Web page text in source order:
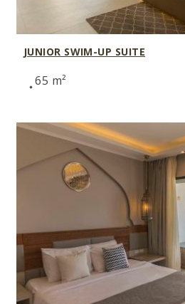
JUNIOR SWIM-UP SUITE
65 m²